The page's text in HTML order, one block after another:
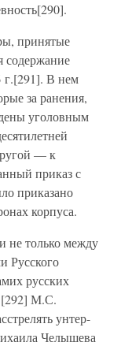
принятые
содержание
г.[291]. В нем
за ранения,
уголовным
— к
приказ с
приказано
корпуса.
не только между
Русского
русских
М.С.
унтер-
Челышева